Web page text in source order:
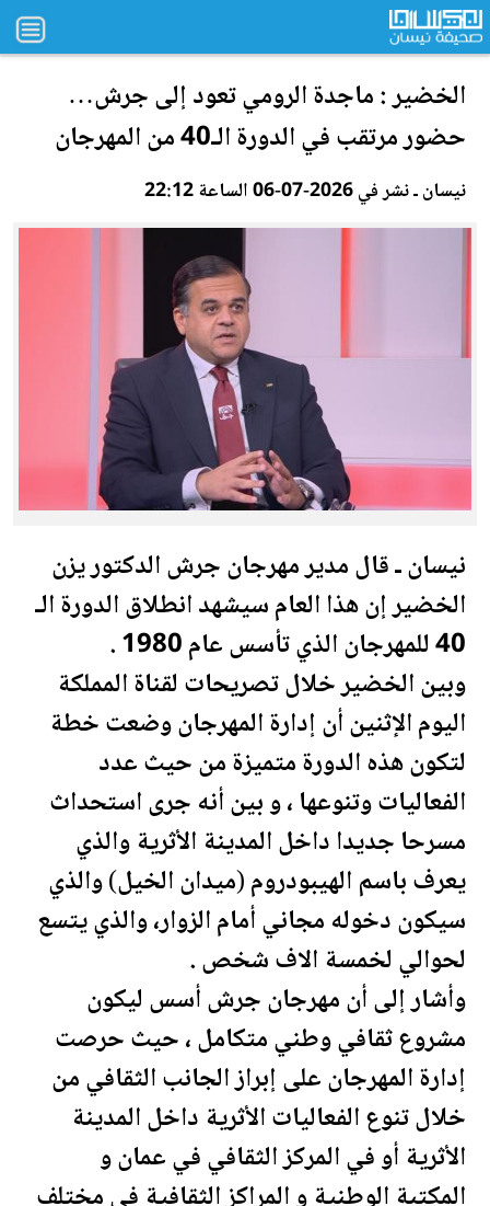
الخضير : ماجدة الرومي تعود إلىجرش…
حضور مرتقب في الدورة الـ40 من المهرجان
نيسان ـ نشر في 2026-07-06 الساعة 22:12
نيسان ـ قال مدير مهرجانجرشالدكتور يزن
الخضير إن هذا العام سيشهد انطلاق الدورة الـ
40 للمهرجان الذي تأسس عام 1980 .
وبين الخضير خلال تصريحات لقناة المملكة
اليوم الإثنين أن إدارة المهرجان وضعت خطة
لتكون هذه الدورة متميزة من حيث عدد
الفعاليات وتنوعها ، و بين أنه جرى استحداث
مسرحا جديدا داخل المدينة الأثرية والذي
يعرف باسم الهيبودروم (ميدان الخيل) والذي
سيكون دخوله مجاني أمام الزوار، والذي يتسع
لحوالي لخمسة الاف شخص .
وأشار إلى أن مهرجانجرشأسس ليكون
مشروع ثقافي وطني متكامل ، حيث حرصت
إدارة المهرجان على إبراز الجانب الثقافي من
خلال تنوع الفعاليات الأثرية داخل المدينة
الأثرية أو في المركز الثقافي فيعمانو